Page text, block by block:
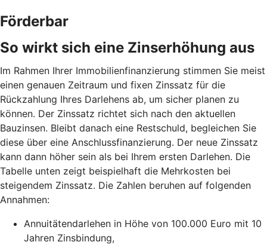
Förderbar
So wirkt sich eine Zinserhöhung aus
Im Rahmen Ihrer Immobilienfinanzierung stimmen Sie meist
einen genauen Zeitraum und fixen Zinssatz für die
Rückzahlung Ihres Darlehens ab, um sicher planen zu
können. Der Zinssatz richtet sich nach den aktuellen
Bauzinsen. Bleibt danach eine Restschuld, begleichen Sie
diese über eine Anschlussfinanzierung. Der neue Zinssatz
kann dann höher sein als bei Ihrem ersten Darlehen. Die
Tabelle unten zeigt beispielhaft die Mehrkosten bei
steigendem Zinssatz. Die Zahlen beruhen auf folgenden
Annahmen:
Annuitätendarlehen in Höhe von 100.000 Euro mit 10
Jahren Zinsbindung,